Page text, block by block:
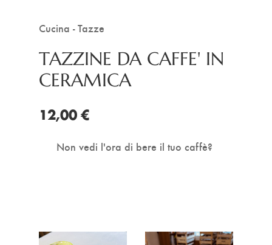
Cucina - Tazze
TAZZINE DA CAFFE' IN
CERAMICA
12,00 €
Non vedi l'ora di bere il tuo caffè?